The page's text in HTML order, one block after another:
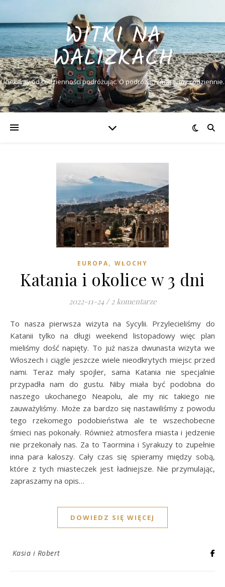
WITKI NA
WALIZKACH
Uciekamy od codzienności podróżując. O podróżach marzymy codziennie.
EUROPA, WŁOCHY
Katania i okolice w 3 dni
2022-11-24 / 2 komentarze
To nasza pierwsza wizyta na Sycylii. Przylecieliśmy do
Katanii tylko na długi weekend listopadowy więc plan
mieliśmy dość napięty. To już nasza dwunasta wizyta we
Włoszech i ciągle jeszcze wiele nieodkrytych miejsc przed
nami. Teraz mały spojler, sama Katania nie specjalnie
przypadła nam do gustu. Niby miała być podobna do
naszego ukochanego Neapolu, ale my nic takiego nie
zauważyliśmy. Może za bardzo się nastawiliśmy z powodu
tego rzekomego podobieństwa ale te wszechobecne
śmieci nas pokonały. Również atmosfera miasta i jedzenie
nie przekonały nas. Za to Taormina i Syrakuzy to zupełnie
inna para kaloszy. Cały czas się spieramy między sobą,
które z tych miasteczek jest ładniejsze. Nie przymulając,
zapraszamy na opis…
DOWIEDZ SIĘ WIĘCEJ
Kasia i Robert